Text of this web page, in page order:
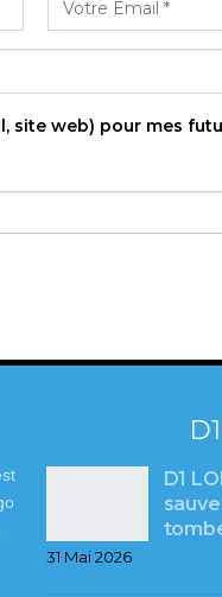
site web) pour mes
D1
31 Mai 2026